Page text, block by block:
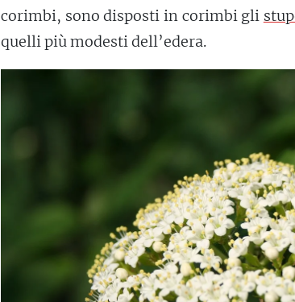
corimbi, sono disposti in corimbi gli
quelli più modesti dell’edera.